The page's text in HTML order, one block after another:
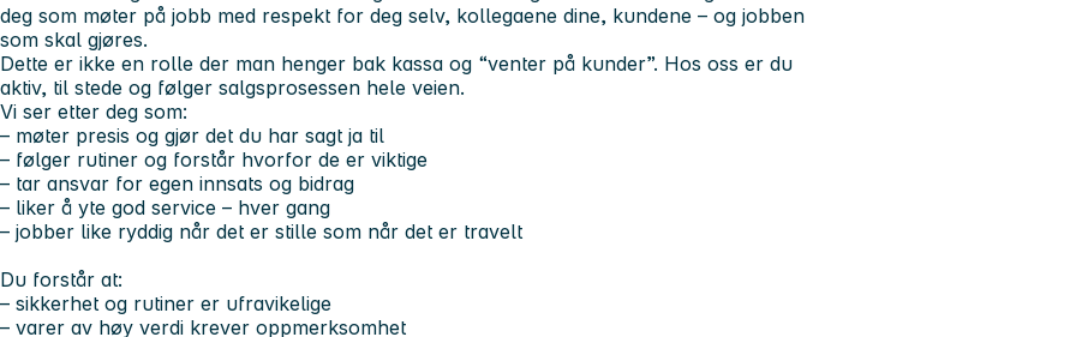
deg som møter på jobb med respekt for deg selv, kollegaene dine, kundene – og jobben
som skal gjøres.
Dette er ikke en rolle der man henger bak kassa og “venter på kunder”. Hos oss er du
aktiv, til stede og følger salgsprosessen hele veien.
Vi ser etter deg som:
– møter presis og gjør det du har sagt ja til
– følger rutiner og forstår hvorfor de er viktige
– tar ansvar for egen innsats og bidrag
– liker å yte god service – hver gang
– jobber like ryddig når det er stille som når det er travelt
Du forstår at:
– sikkerhet og rutiner er ufravikelige
– varer av høy verdi krever oppmerksomhet